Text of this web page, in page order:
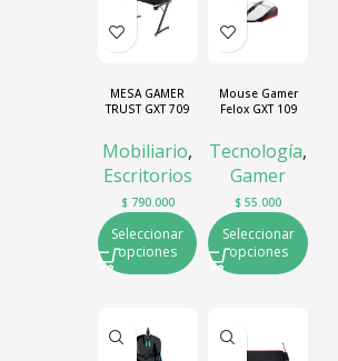
MESA GAMER
TRUST GXT 709
Mobiliario,
Escritorios
$790.000
Seleccionar
opciones
Mouse Gamer
Felox GXT 109
Tecnología,
Gamer
$ 55.000
Seleccionar
opciones